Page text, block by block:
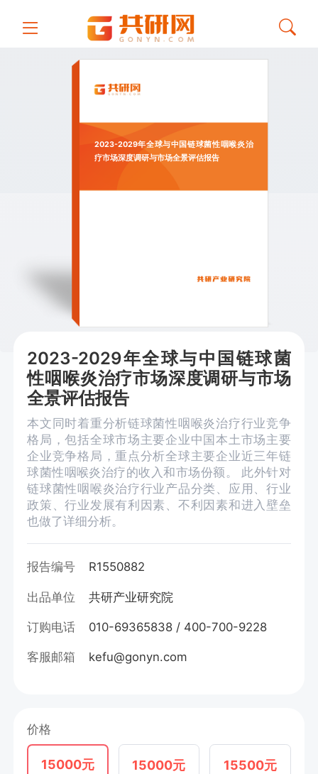
2023-2029年全球与中国链球菌性咽喉炎治
疗市场深度调研与市场全景评估报告
2023-2029年全球与中国链球菌
性咽喉炎治疗市场深度调研与市场
全景评估报告
本文同时着重分析链球菌性咽喉炎治疗行业竞争
格局，包括全球市场主要企业中国本土市场主要
企业竞争格局，重点分析全球主要企业近三年链
球菌性咽喉炎治疗的收入和市场份额。 此外针对
链球菌性咽喉炎治疗行业产品分类、应用、行业
政策、行业发展有利因素、不利因素和进入壁垒
也做了详细分析。
报告编号 R1550882
出品单位 共研产业研究院
订购电话 010-69365838 / 400-700-9228
客服邮箱 kefu@gonyn.com
价格
15000元 15000元 15500元